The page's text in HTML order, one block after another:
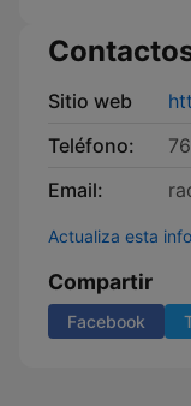
Sitio web
Teléfono:
Email:
Actualiza esta
Compartir
Facebook